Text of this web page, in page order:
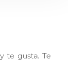
te gusta. Te